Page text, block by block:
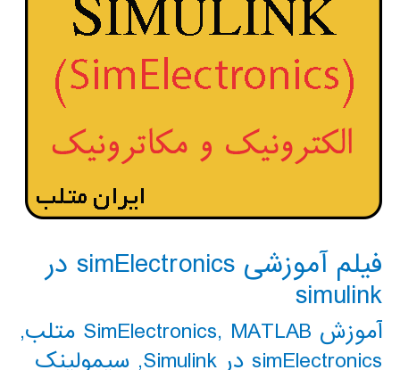
فیلم آموزشی simElectronics در
simulink
آموزش SimElectronics , MATLAB متلب
,
simElectronics در Simulink
, سیمولینک